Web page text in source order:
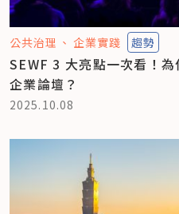
公共治理 企業實踐 趨勢
SEWF 3 大亮點一次看！
企業論壇？
2025.10.08